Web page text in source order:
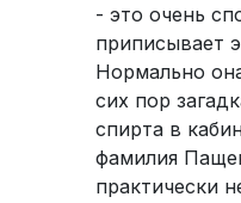
- это очень
приписывает
Нормально
сих пор
спирта в
фамилия
практически